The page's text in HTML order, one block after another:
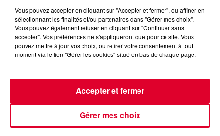
Crédit :
Une semaine marquée par la sortie de nouveaux singles et
Vous pouvez accepter en cliquant sur "Accepter et fermer", ou affiner en
sélectionnant les finalités et/ou partenaires dans "Gérer mes choix".
Vous pouvez également refuser en cliquant sur "Continuer sans
accepter". Vos préférences ne s'appliqueront que pour ce site. Vous
pouvez mettre à jour vos choix, ou retirer votre consentement à tout
moment via le lien "Gérer les cookies" situé en bas de chaque page.
Gérer mes choix
Accepter et fermer